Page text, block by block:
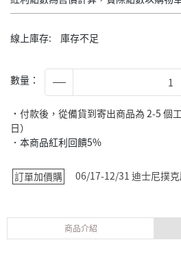
線上庫存: 庫存不足
數量：
˙付款後，從備貨到寄出商品為 2-5 個
日）
．本商品紅利回饋5%
訂單加價購 06/17-12/31 迪士尼撲
商品介紹